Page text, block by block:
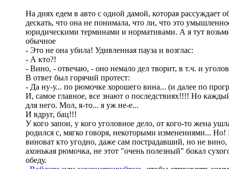
На днях едем в авто с одной дамой, которая рассуждает
дескать, что она не понимала, что ли, что это
юридическими терминами и нормативами. А я тут
обычное
- Это не она убила! Удивленная пауза и возглас:
- А кто?!
- Вино, - отвечаю, - оно немало дел творит, в т.ч. и
В ответ был горячий протест:
- Да ну-у... по рюмочке хорошего вина... (и далее по
И, самое главное, все знают о последствиях!!!! Но
для него. Мол, я-то... я уж не-е...
И вдруг, бац!!!
У кого запои, у кого уголовное дело, от кого-то жена
родился с, мягко говоря, некоторыми изменениями... Но!
виноват кто угодно, даже сам пострадавший, но не вино,
ахонькая рюмочка, не этот "очень полезный" бокал
обеду.